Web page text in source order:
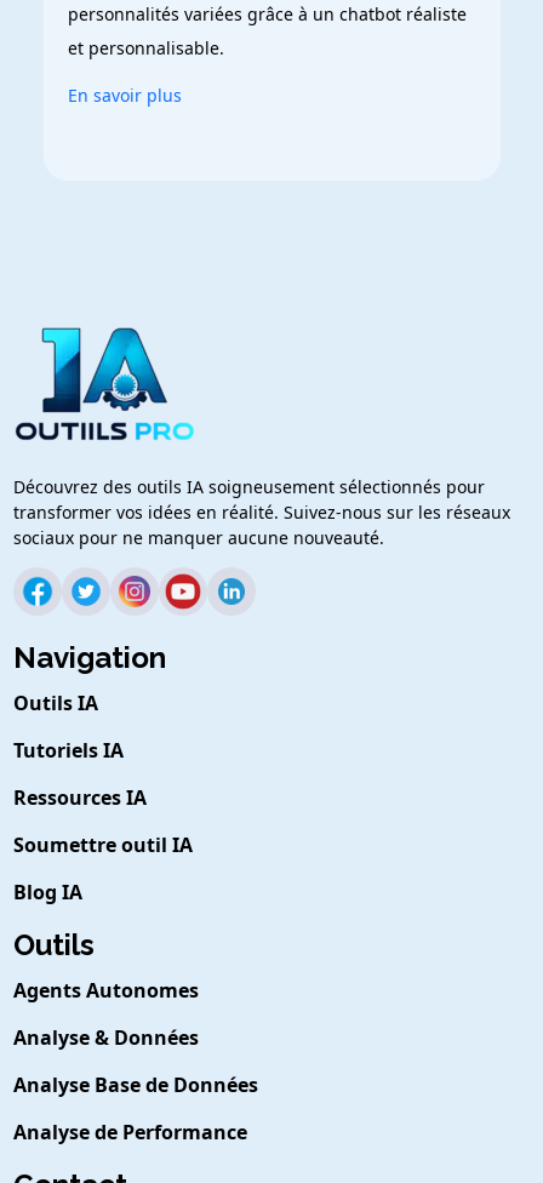
personnalités variées grâce à un chatbot réaliste
et personnalisable.
En savoir plus
Découvrez des outils IA soigneusement sélectionnés pour
transformer vos idées en réalité. Suivez-nous sur les réseaux
sociaux pour ne manquer aucune nouveauté.
Navigation
Outils IA
Tutoriels IA
Ressources IA
Soumettre outil IA
Blog IA
Outils
Agents Autonomes
Analyse & Données
Analyse Base de Données
Analyse de Performance